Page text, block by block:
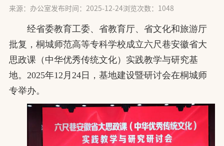
来源：办公室 发布时间：2025-12-24浏览次数： 1048
经省委教育工委、省教育厅、省文化和旅游厅
批复，桐城师范高等专科学校成立六尺巷安徽省大
思政课（中华优秀传统文化）实践教学与研究基
地。2025年12月24日，基地建设暨研讨会在桐城师
专举办。